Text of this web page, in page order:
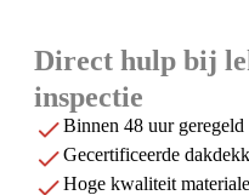
Direct hulp bij
inspectie
Binnen 48 uur geregeld
Gecertificeerde
Hoge kwaliteit